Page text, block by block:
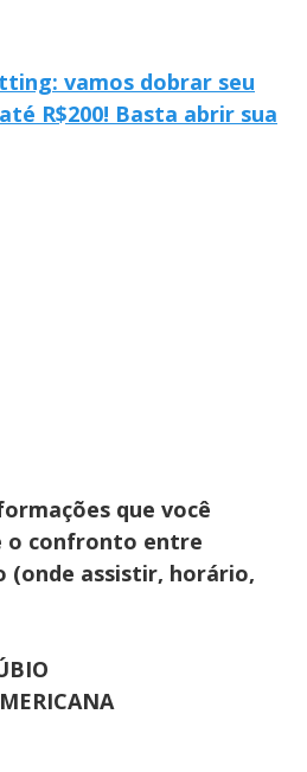
vamos dobrar seu
R$200! Basta abrir sua
que você
o confronto entre
(onde assistir, horário,